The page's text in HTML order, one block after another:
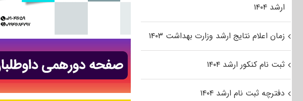
ارشد ۱۴۰۴
زمان اعلام نتایج ارشد وزارت بهداشت ۱۴۰۳
ثبت نام کنکور ارشد ۱۴۰۴
دفترچه ثبت نام ارشد ۱۴۰۴